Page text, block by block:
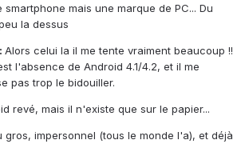
mais une marque de PC... Du
la dessus
Alors celui la il me tente vraiment beaucoup !!
l'absence de Android 4.1/4.2, et il me
pas trop le bidouiller.
revé, mais il n'existe que sur le papier...
gros, impersonnel (tous le monde l'a), et déjà